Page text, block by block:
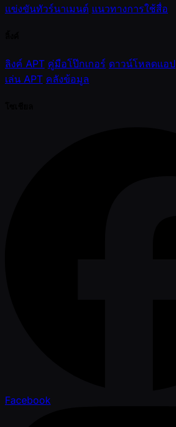
แข่งขันทัวร์นาเมนต์ แนวทางการใช้สื่อ
ลิงค์ APT คู่มือโป๊กเกอร์ ดาวน์โหลดแอป
เล่น APT คลังข้อมูล
Facebook